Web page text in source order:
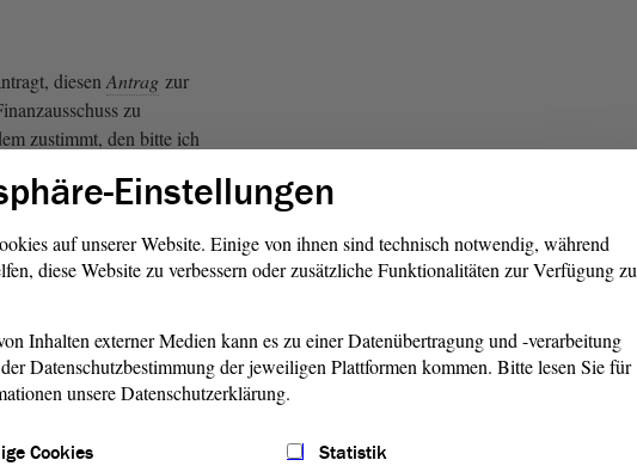
diesen Antrag zur
zu
zustimmt, den bitte ich
- Ich sehe
Haus. Gibt es
Gibt es
- Nein. Damit ist der
überwiesen
Einstellungen
auf unserer Website. Einige von ihnen sind technisch notwendig, während
diese Website zu verbessern oder zusätzliche Funktionalitäten zur Verfügung zu
Inhalten externer Medien kann es zu einer Datenübertragung und -verarbeitung
Datenschutzbestimmung der jeweiligen Plattformen kommen. Bitte lesen Sie für
unsere Datenschutzerklärung.
Cookies
Statistik